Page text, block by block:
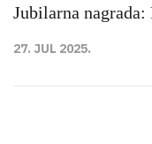
Jubilarna
27. JUL 2025.